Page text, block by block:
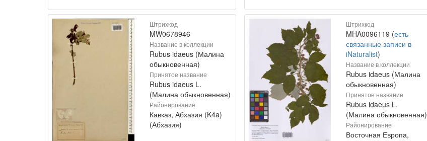
Штрихкод
MW0678946
Название в коллекции
Rubus idaeus (Малина
обыкновенная)
Принятое название
Rubus idaeus L.
(Малина обыкновенная)
Районирование
Кавказ, Абхазия (K4a)
(Абхазия)
Штрихкод
MHA0096119 (есть
связанные записи в
iNaturalist)
Название в коллекции
Rubus idaeus (Малина
обыкновенная)
Принятое название
Rubus idaeus L.
(Малина обыкновенная)
Районирование
Восточная Европа,